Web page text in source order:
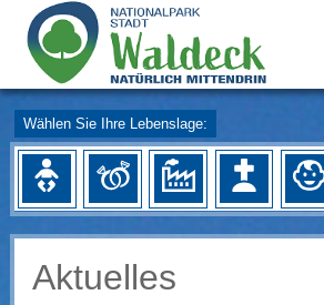
Wählen Sie Ihre Lebenslage:
Aktuelles